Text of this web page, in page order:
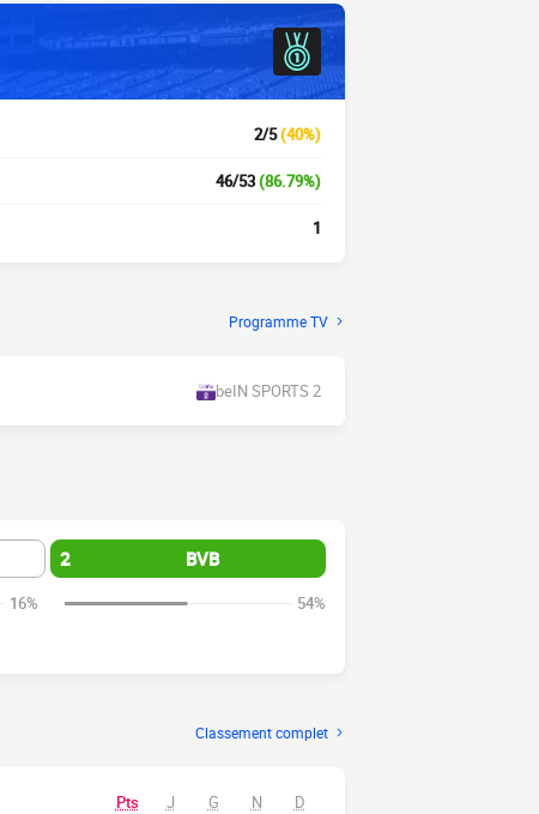
2/5(40%)
46/53(86.79%)
1
Programme TV
beIN SPORTS 2
2 BVB
16%
54%
Classement complet
Pts J G N D